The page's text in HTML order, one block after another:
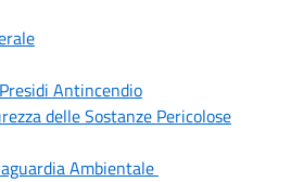
Antincendio
delle Sostanze Pericolose
Ambientale